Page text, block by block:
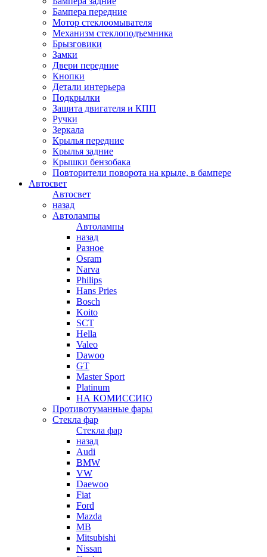
Бампера передние
Мотор стеклоомывателя
Механизм стеклоподъемника
Брызговики
Замки
Двери передние
Кнопки
Детали интерьера
Подкрылки
Защита двигателя и КПП
Ручки
Зеркала
Крылья передние
Крылья задние
Крышки бензобака
Повторители поворота на крыле, в бампере
Автосвет
Автосвет
назад
Автолампы
Автолампы
назад
Разное
Osram
Narva
Philips
Hans Pries
Bosch
Koito
SCT
Hella
Valeo
Dawoo
GT
Master Sport
Platinum
НА КОМИССИЮ
Противотуманные фары
Стекла фар
Стекла фар
назад
Audi
BMW
VW
Daewoo
Fiat
Ford
Mazda
MB
Mitsubishi
Nissan